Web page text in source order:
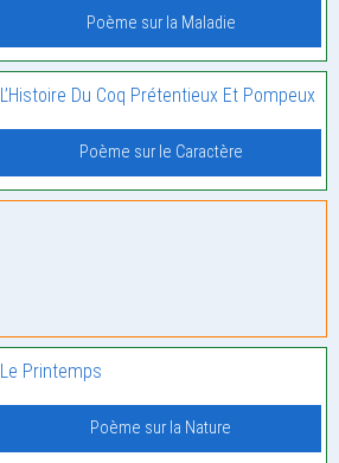
Poème sur la Maladie
L’Histoire Du Coq Prétentieux Et Pompeux
Poème sur le Caractère
Le Printemps
Poème sur la Nature